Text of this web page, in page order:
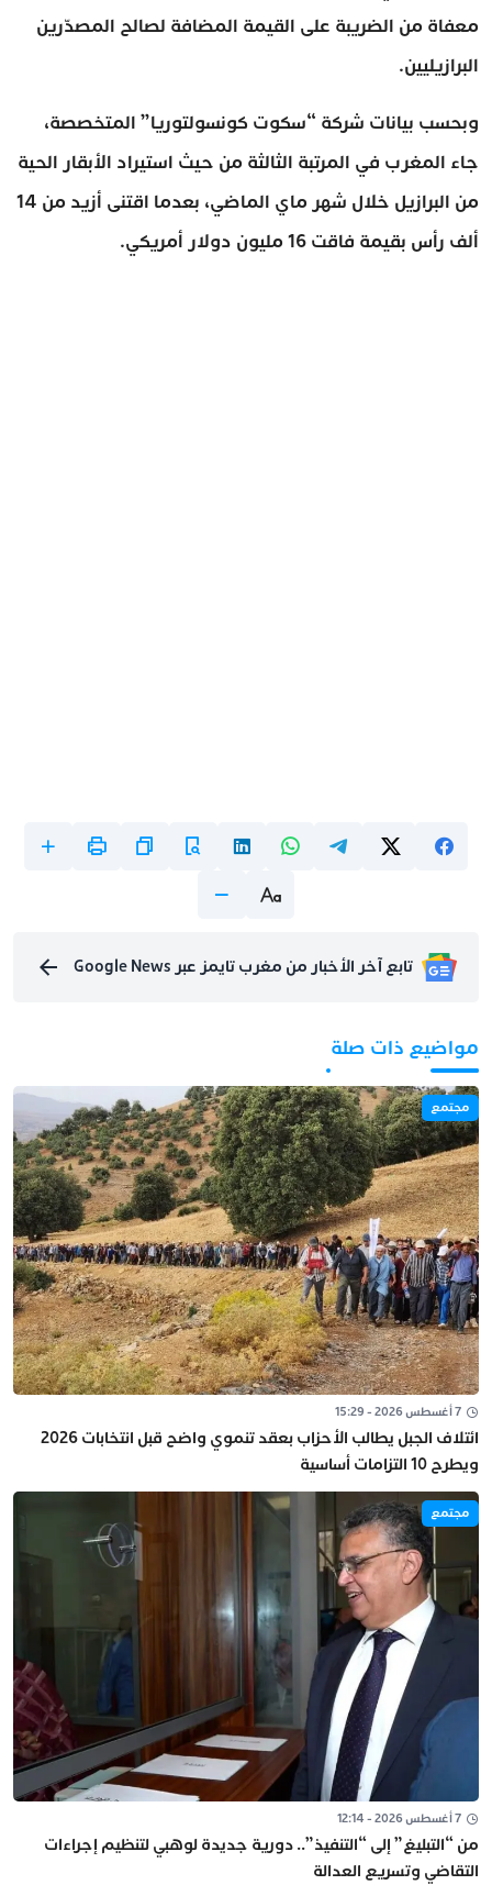
معفاة من الضريبة على القيمة المضافة لصالح المصدّرين
البرازيليين.
وبحسب بيانات شركة “سكوت كونسولتوريا” المتخصصة،
جاء المغرب في المرتبة الثالثة من حيث استيراد الأبقار الحية
من البرازيل خلال شهر ماي الماضي، بعدما اقتنى أزيد من 14
ألف رأس بقيمة فاقت 16 مليون دولار أمريكي.
تابع آخر الأخبار من مغرب تايمز عبر Google News
مواضيع ذات صلة
مجتمع
7 أغسطس 2026 - 15:29
ائتلاف الجبل يطالب الأحزاب بعقد تنموي واضح قبل انتخابات 2026
ويطرح 10 التزامات أساسية
مجتمع
7 أغسطس 2026 - 12:14
من “التبليغ” إلى “التنفيذ”.. دورية جديدة لوهبي لتنظيم إجراءات
التقاضي وتسريع العدالة